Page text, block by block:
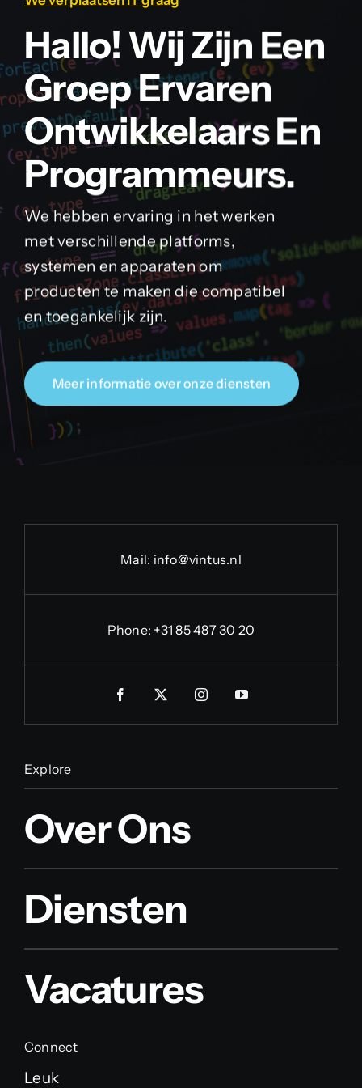
English
Hallo! Wij Zijn Een
Groep Ervaren
Ontwikkelaars En
Programmeurs.
We hebben ervaring in het werken
met verschillende platforms,
systemen en apparaten om
producten te maken die compatibel
en toegankelijk zijn.
Meer informatie over onze diensten
Mail: info@vintus.nl
Phone: +31 85 487 30 20
Explore
Over Ons
Diensten
Vacatures
Connect
Leuk